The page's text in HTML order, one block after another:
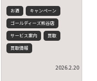
お酒
キャンペーン
ゴールディーズ熊谷店
サービス案内
買取
買取情報
2026.2.20